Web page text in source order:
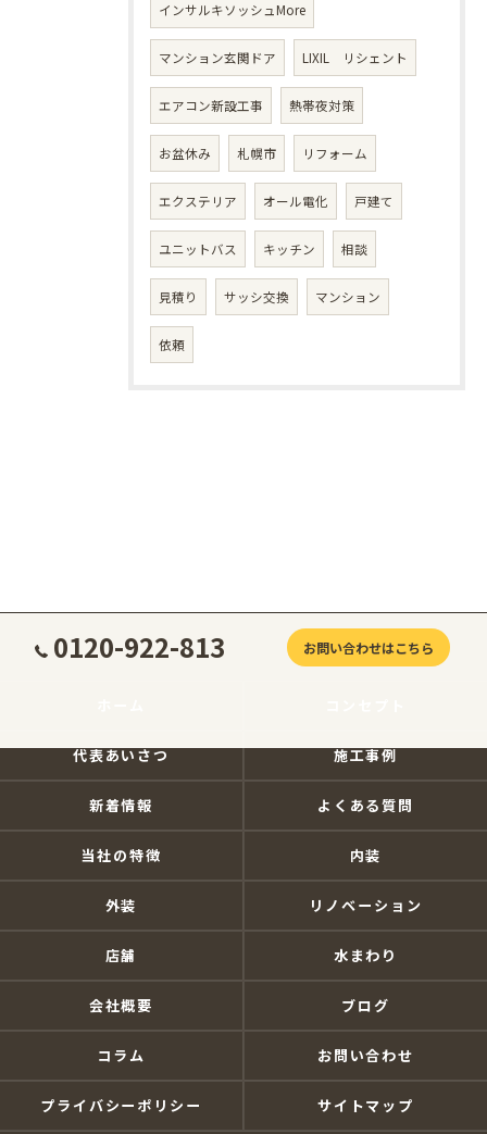
インサルキソッシュMore
マンション玄関ドア LIXIL リシェント
エアコン新設工事 熱帯夜対策
お盆休み 札幌市 リフォーム
エクステリア オール電化 戸建て
ユニットバス キッチン 相談
見積り サッシ交換 マンション
依頼
0120-922-813 お問い合わせはこちら
代表あいさつ 施工事例
新着情報 よくある質問
当社の特徴 内装
外装 リノベーション
店舗 水まわり
会社概要 ブログ
コラム お問い合わせ
プライバシーポリシー サイトマップ